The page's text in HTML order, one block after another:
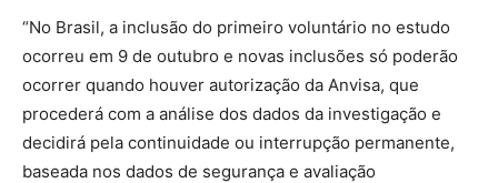
“No Brasil, a inclusão do primeiro voluntário no estudo
ocorreu em 9 de outubro e novas inclusões só poderão
ocorrer quando houver autorização da Anvisa, que
procederá com a análise dos dados da investigação e
decidirá pela continuidade ou interrupção permanente,
baseada nos dados de segurança e avaliação